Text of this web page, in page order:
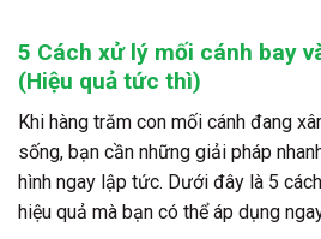
5 Cách xử lý mối cánh bay
(Hiệu quả tức thì)
Khi hàng trăm con mối cánh đang
sống, bạn cần những giải pháp
hình ngay lập tức. Dưới đây là 5
hiệu quả mà bạn có thể áp dụng